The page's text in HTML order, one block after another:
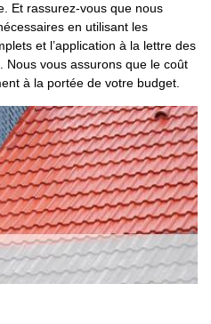
Et rassurez-vous que nous
en utilisant les
et l’application à la lettre des
Nous vous assurons que le coût
à la portée de votre budget.